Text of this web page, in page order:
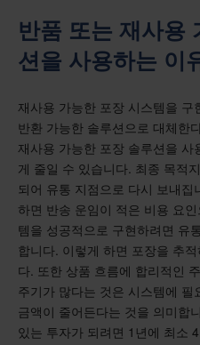
반품 또는 재사용
션을 사용하는 이
재사용 가능한 포장 시스템을
반환 가능한 솔루션으로 대체한
재사용 가능한 포장 솔루션을
게 줄일 수 있습니다. 최종 목적
되어 유통 지점으로 다시 보내
하면 반송 운임이 적은 비용 요
템을 성공적으로 구현하려면 유
합니다. 이렇게 하면 포장을 추
다. 또한 상품 흐름에 합리적인
주기가 많다는 것은 시스템에
금액이 줄어든다는 것을 의미합
있는 투자가 되려면 1년에 최소